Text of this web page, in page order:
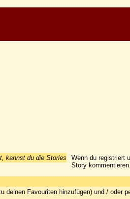
kannst du die Stories
Wenn du registriert
Story kommentieren.
deinen Favouriten hinzufügen) und / oder